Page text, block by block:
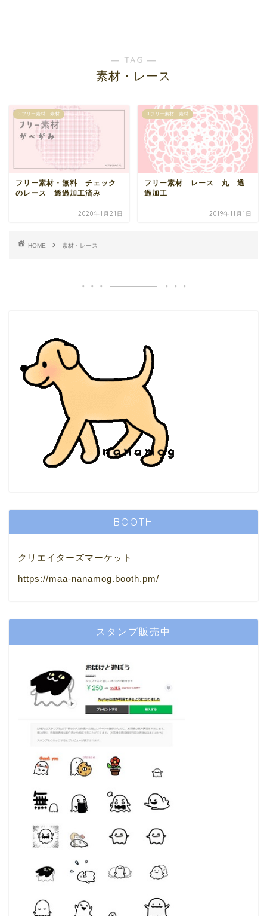
― TAG ―
素材・レース
3.フリー素材 素材
フリー素材・無料 チェック
のレース 透過加工済み
2020年1月21日
3.フリー素材 素材
フリー素材 レース 丸 透
過加工
2019年11月1日
HOME 素材・レース
BOOTH
クリエイターズマーケット
https://maa-nanamog.booth.pm/
スタンプ販売中